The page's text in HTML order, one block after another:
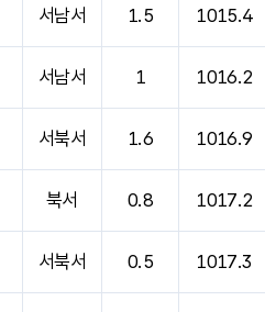
서남서 1.5 1015.4
서남서 1 1016.2
서북서 1.6 1016.9
북서 0.8 1017.2
서북서 0.5 1017.3